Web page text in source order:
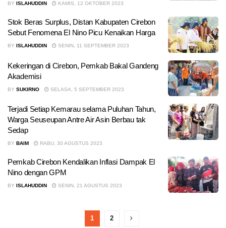
BY ISLAHUDDIN KAMIS, 12 OKTOBER 2023
Stok Beras Surplus, Distan Kabupaten Cirebon
Sebut Fenomena El Nino Picu Kenaikan Harga
BY ISLAHUDDIN SENIN, 11 SEPTEMBER 2023
Kekeringan di Cirebon, Pemkab Bakal Gandeng
Akademisi
BY SUKIRNO SELASA, 5 SEPTEMBER 2023
Terjadi Setiap Kemarau selama Puluhan Tahun,
Warga Seuseupan Antre Air Asin Berbau tak
Sedap
BY BAIM RABU, 30 AGUSTUS 2023
Pemkab Cirebon Kendalikan Inflasi Dampak El
Nino dengan GPM
BY ISLAHUDDIN SENIN, 21 AGUSTUS 2023
1 2